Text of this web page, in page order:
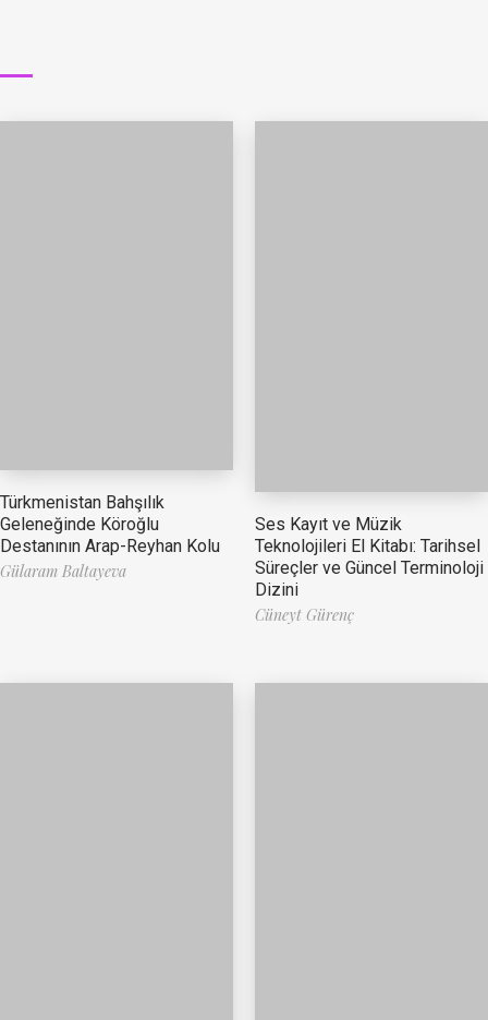
Türkmenistan Bahşılık
Geleneğinde Köroğlu
Destanının Arap-Reyhan Kolu
Gülaram Baltayeva
Ses Kayıt ve Müzik
Teknolojileri El Kitabı: Tarihsel
Süreçler ve Güncel Terminoloji
Dizini
Cüneyt Gürenç